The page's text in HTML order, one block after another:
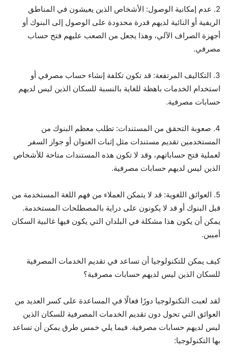
2. عدم إمكانية الوصول: الأشخاص الذين يعيشون في المناطق
الريفية أو النائية لديهم قدرة محدودة على الوصول إلى البنوك أو
أجهزة الصراف الآلي، وهذا يجعل من الصعب عليهم فتح حساب
مصرفي.
3. التكاليف المرتفعة: قد تكون تكلفة إنشاء حساب مصرفي أو
استخدام الخدمات باهظة للغاية بالنسبة للسكان الذين ليس لديهم
حسابات مصرفية.
4. صعوبة التحقق من المستندات: تطلب معظم البنوك من
المستخدمين تقديم مستندات مثل إثبات العنوان أو جواز السفر
لعملية فتح حساباتهم، وقد لا تكون هذه المستندات متاحة للأشخاص
الذين ليس لديهم حسابات مصرفية.
5. العوائق اللغوية: قد لا يتمكن العملاء من فهم اللغة المستخدمة من
قبل البنوك أو قد لا يكونون على دراية بالمصطلحات المستخدمة.
يمكن أن يكون هذا مشكلة في البلدان التي يكون فيها غالبية السكان
أميين.
كيف يمكن للتكنولوجيا أن تساعد في تقديم الخدمات المصرفية
للسكان الذين ليس لديهم حسابات مصرفية؟
لقد لعبت التكنولوجيا دورًا فعالًا في المساعدة على كسر العديد من
العوائق التي تحول دون تقديم الخدمات المصرفية للسكان الذين
ليس لديهم حسابات مصرفية. فيما يلي خمس طرق يمكن أن تساعد
بها التكنولوجيا: